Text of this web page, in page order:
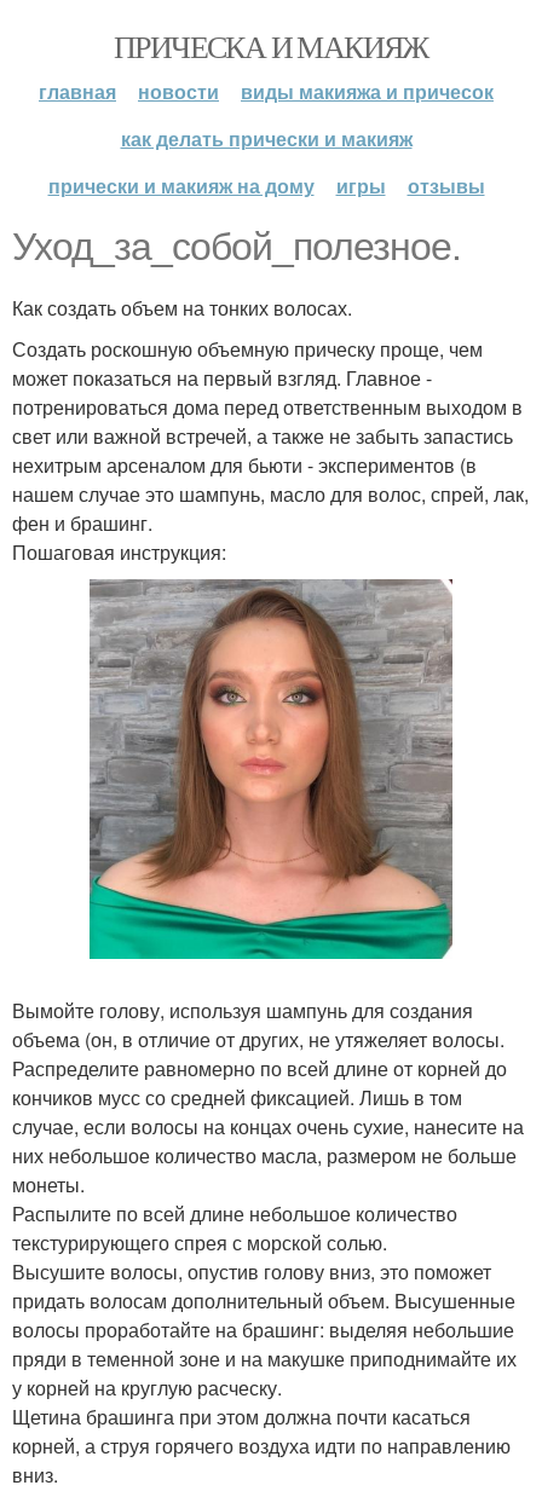
ПРИЧЕСКА И МАКИЯЖ
главная новости
виды макияжа и причесок
как делать прически и макияж
прически и макияж на дому
игры отзывы
Уход_за_собой_полезное.
Как создать объем на тонких волосах.
Создать роскошную объемную прическу проще, чем
может показаться на первый взгляд. Главное -
потренироваться дома перед ответственным выходом в
свет или важной встречей, а также не забыть запастись
нехитрым арсеналом для бьюти - экспериментов (в
нашем случае это шампунь, масло для волос, спрей, лак,
фен и брашинг.
Пошаговая инструкция:
Вымойте голову, используя шампунь для создания
объема (он, в отличие от других, не утяжеляет волосы.
Распределите равномерно по всей длине от корней до
кончиков мусс со средней фиксацией. Лишь в том
случае, если волосы на концах очень сухие, нанесите на
них небольшое количество масла, размером не больше
монеты.
Распылите по всей длине небольшое количество
текстурирующего спрея с морской солью.
Высушите волосы, опустив голову вниз, это поможет
придать волосам дополнительный объем. Высушенные
волосы проработайте на брашинг: выделяя небольшие
пряди в теменной зоне и на макушке приподнимайте их
у корней на круглую расческу.
Щетина брашинга при этом должна почти касаться
корней, а струя горячего воздуха идти по направлению
вниз.